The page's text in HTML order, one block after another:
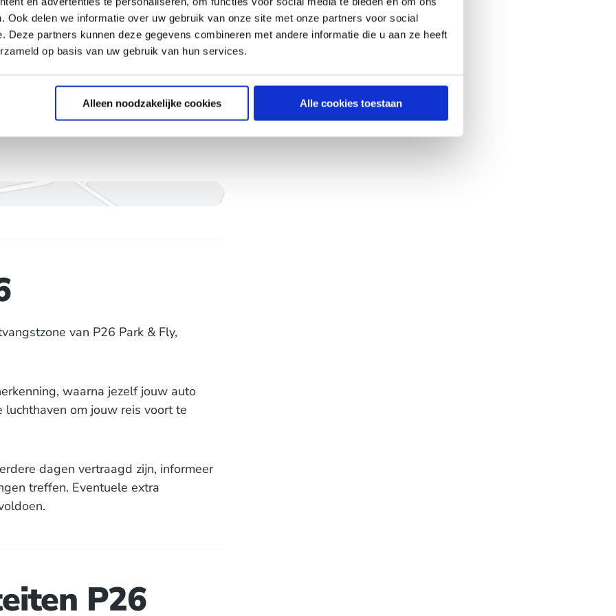
Ook delen we informatie over uw gebruik van onze site met onze partners voor social
Deze partners kunnen deze gegevens combineren met andere informatie die u aan ze heeft
op basis van uw gebruik van hun services.
Alleen noodzakelijke cookies Alle cookies toestaan
Er zijn geen hoogtebeperkingen
gaat. Park & Fly P26 is eenvoudig te
van P26 Park & Fly,
waarna jezelf jouw auto
om jouw reis voort te
dagen vertraagd zijn, informeer
treffen. Eventuele extra
P26